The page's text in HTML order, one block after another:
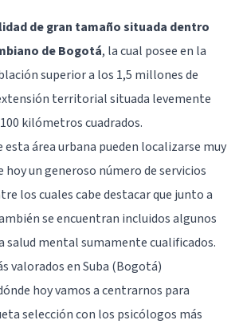
de gran tamaño situada dentro
de Bogotá, la cual posee en la
superior a los 1,5 millones de
territorial situada levemente
kilómetros cuadrados.
esta área urbana pueden localizarse muy
hoy un generoso número de servicios
los cuales cabe destacar que junto a
se encuentran incluidos algunos
salud mental sumamente cualificados.
valorados en Suba (Bogotá)
hoy vamos a centrarnos para
selección con los psicólogos más